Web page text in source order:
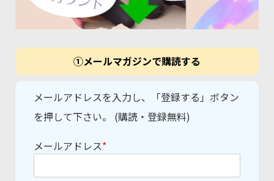
①メールマガジンで購読する
メールアドレスを入力し、「登録する」ボタン
を押して下さい。 (購読・登録無料)
メールアドレス*